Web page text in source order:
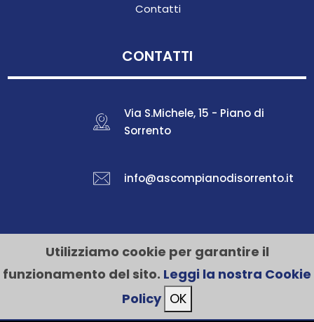
Utilizziamo cookie per garantire il
funzionamento del sito. Leggi la nostra Cookie
Policy OK
Contatti
CONTATTI
Via S.Michele, 15 - Piano di
Sorrento
info@ascompianodisorrento.it
Cookie Policy
P.IVA: 03855741215